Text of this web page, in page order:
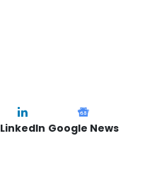
LinkedIn Google News